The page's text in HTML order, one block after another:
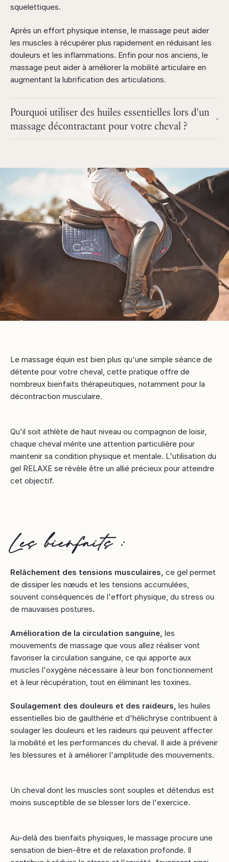
squelettiques.
Après un effort physique intense, le massage peut aider
les muscles à récupérer plus rapidement en réduisant les
douleurs et les inflammations. Enfin pour nos anciens, le
massage peut aider à améliorer la mobilité articulaire en
augmentant la lubrification des articulations.
Pourquoi utiliser des huiles essentielles lors d'un
massage décontractant pour votre cheval ?
Le massage équin est bien plus qu'une simple séance de
détente pour votre cheval, cette pratique offre de
nombreux bienfaits thérapeutiques, notamment pour la
décontraction musculaire.
Qu'il soit athlète de haut niveau ou compagnon de loisir,
chaque cheval mérite une attention particulière pour
maintenir sa condition physique et mentale. L'utilisation du
gel RELAXE se révèle être un allié précieux pour atteindre
cet objectif.
Les bienfaits :
Relâchement des tensions musculaires, ce gel permet
de dissiper les nœuds et les tensions accumulées,
souvent conséquences de l'effort physique, du stress ou
de mauvaises postures.
Amélioration de la circulation sanguine, les
mouvements de massage que vous allez réaliser vont
favoriser la circulation sanguine, ce qui apporte aux
muscles l'oxygène nécessaire à leur bon fonctionnement
et à leur récupération, tout en éliminant les toxines.
Soulagement des douleurs et des raideurs, les huiles
essentielles bio de gaulthérie et d'hélichryse contribuent à
soulager les douleurs et les raideurs qui peuvent affecter
la mobilité et les performances du cheval. Il aide à prévenir
les blessures et à améliorer l'amplitude des mouvements.
Un cheval dont les muscles sont souples et détendus est
moins susceptible de se blesser lors de l'exercice.
Au-delà des bienfaits physiques, le massage procure une
sensation de bien-être et de relaxation profonde. Il